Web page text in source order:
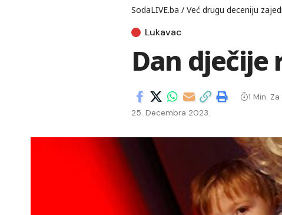
SodaLIVE.ba / Već drugu deceniju
Lukavac
Dan
25. Decembra 2023.
1 Min.